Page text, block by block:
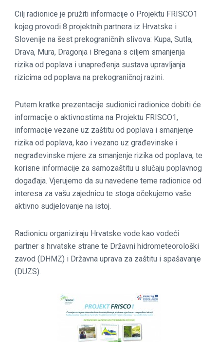
Cilj radionice je pružiti informacije o Projektu FRISCO1
kojeg provodi 8 projektnih partnera iz Hrvatske i
Slovenije na šest prekograničnih slivova: Kupa, Sutla,
Drava, Mura, Dragonja i Bregana s ciljem smanjenja
rizika od poplava i unapređenja sustava upravljanja
rizicima od poplava na prekograničnoj razini.
Putem kratke prezentacije sudionici radionice dobiti će
informacije o aktivnostima na Projektu FRISCO1,
informacije vezane uz zaštitu od poplava i smanjenje
rizika od poplava, kao i vezano uz građevinske i
negrađevinske mjere za smanjenje rizika od poplava, te
korisne informacije za samozaštitu u slučaju poplavnog
događaja. Vjerujemo da su navedene teme radionice od
interesa za vašu zajednicu te stoga očekujemo vaše
aktivno sudjelovanje na istoj.
Radionicu organiziraju Hrvatske vode kao vodeći
partner s hrvatske strane te Državni hidrometeorološki
zavod (DHMZ) i Državna uprava za zaštitu i spašavanje
(DUZS).